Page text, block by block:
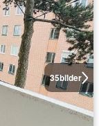
35bilder